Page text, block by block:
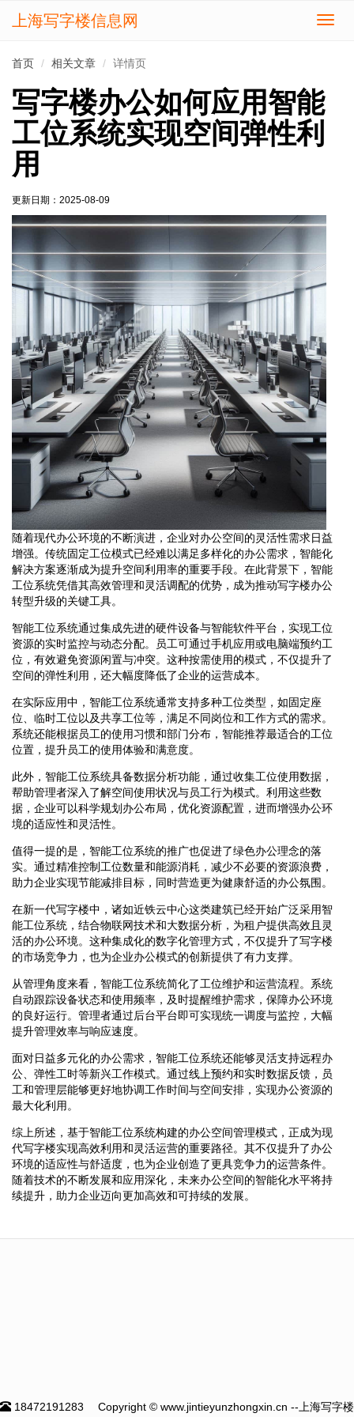
切
上海写字楼信息网
首页 相关文章 详情页
写字楼办公如何应用智能
工位系统实现空间弹性利
用
更新日期： 2025-08-09
随着现代办公环境的不断演进，企业对办公空间的灵活性需求日益
增强。传统固定工位模式已经难以满足多样化的办公需求，智能化
解决方案逐渐成为提升空间利用率的重要手段。在此背景下，智能
工位系统凭借其高效管理和灵活调配的优势，成为推动写字楼办公
转型升级的关键工具。
智能工位系统通过集成先进的硬件设备与智能软件平台，实现工位
资源的实时监控与动态分配。员工可通过手机应用或电脑端预约工
位，有效避免资源闲置与冲突。这种按需使用的模式，不仅提升了
空间的弹性利用，还大幅度降低了企业的运营成本。
在实际应用中，智能工位系统通常支持多种工位类型，如固定座
位、临时工位以及共享工位等，满足不同岗位和工作方式的需求。
系统还能根据员工的使用习惯和部门分布，智能推荐最适合的工位
位置，提升员工的使用体验和满意度。
此外，智能工位系统具备数据分析功能，通过收集工位使用数据，
帮助管理者深入了解空间使用状况与员工行为模式。利用这些数
据，企业可以科学规划办公布局，优化资源配置，进而增强办公环
境的适应性和灵活性。
值得一提的是，智能工位系统的推广也促进了绿色办公理念的落
实。通过精准控制工位数量和能源消耗，减少不必要的资源浪费，
助力企业实现节能减排目标，同时营造更为健康舒适的办公氛围。
在新一代写字楼中，诸如近铁云中心这类建筑已经开始广泛采用智
能工位系统，结合物联网技术和大数据分析，为租户提供高效且灵
活的办公环境。这种集成化的数字化管理方式，不仅提升了写字楼
的市场竞争力，也为企业办公模式的创新提供了有力支撑。
从管理角度来看，智能工位系统简化了工位维护和运营流程。系统
自动跟踪设备状态和使用频率，及时提醒维护需求，保障办公环境
的良好运行。管理者通过后台平台即可实现统一调度与监控，大幅
提升管理效率与响应速度。
面对日益多元化的办公需求，智能工位系统还能够灵活支持远程办
公、弹性工时等新兴工作模式。通过线上预约和实时数据反馈，员
工和管理层能够更好地协调工作时间与空间安排，实现办公资源的
最大化利用。
综上所述，基于智能工位系统构建的办公空间管理模式，正成为现
代写字楼实现高效利用和灵活运营的重要路径。其不仅提升了办公
环境的适应性与舒适度，也为企业创造了更具竞争力的运营条件。
随着技术的不断发展和应用深化，未来办公空间的智能化水平将持
续提升，助力企业迈向更加高效和可持续的发展。
18472191283
Copyright © www.jintieyunzhongxin.cn --上海写字楼